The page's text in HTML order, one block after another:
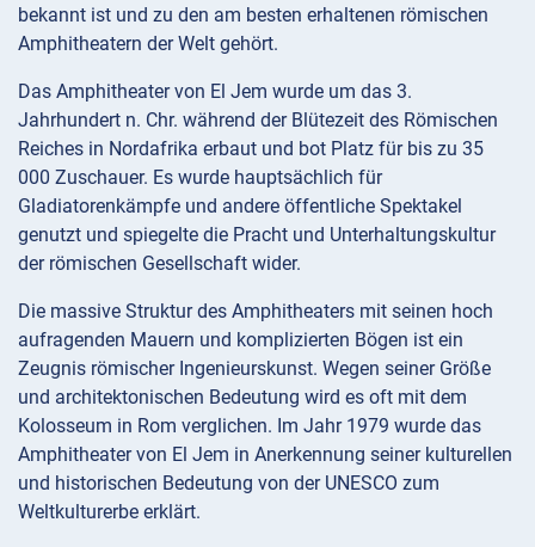
bekannt ist und zu den am besten erhaltenen römischen
Amphitheatern der Welt gehört.
Das Amphitheater von El Jem wurde um das 3.
Jahrhundert n. Chr. während der Blütezeit des Römischen
Reiches in Nordafrika erbaut und bot Platz für bis zu 35
000 Zuschauer. Es wurde hauptsächlich für
Gladiatorenkämpfe und andere öffentliche Spektakel
genutzt und spiegelte die Pracht und Unterhaltungskultur
der römischen Gesellschaft wider.
Die massive Struktur des Amphitheaters mit seinen hoch
aufragenden Mauern und komplizierten Bögen ist ein
Zeugnis römischer Ingenieurskunst. Wegen seiner Größe
und architektonischen Bedeutung wird es oft mit dem
Kolosseum in Rom verglichen. Im Jahr 1979 wurde das
Amphitheater von El Jem in Anerkennung seiner kulturellen
und historischen Bedeutung von der UNESCO zum
Weltkulturerbe erklärt.